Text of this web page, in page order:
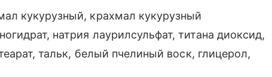
кукурузный, крахмал кукурузный
натрия лаурилсульфат, титана диоксид,
тальк, белый пчелиный воск, глицерол,